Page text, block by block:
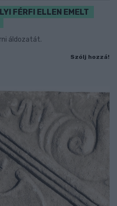
FÉRFI ELLEN EMELT
áldozatát.
Szólj hozzá!